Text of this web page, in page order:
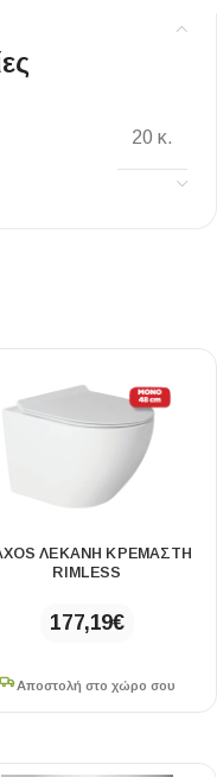
20 κ.
ΛΕΚΑΝΗ ΚΡΕΜΑΣΤΗ
RIMLESS
177,19€
Αποστολή στο χώρο σου